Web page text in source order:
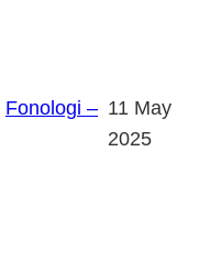
Fonologi – 11 May
2025